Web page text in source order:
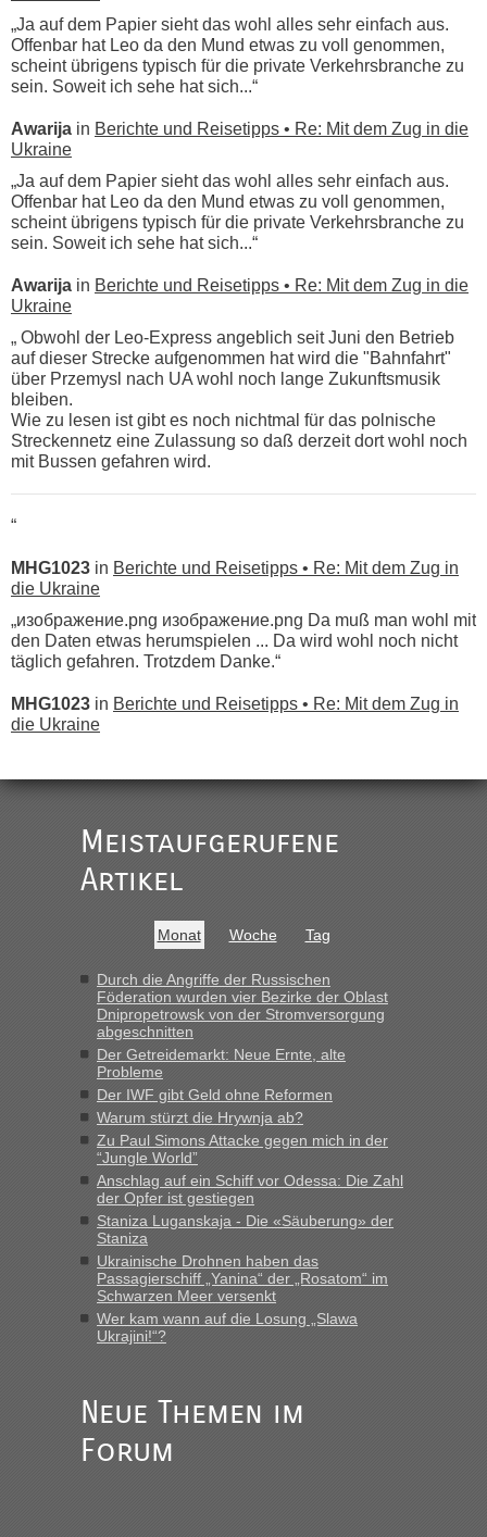
„Ja auf dem Papier sieht das wohl alles sehr einfach aus.
Offenbar hat Leo da den Mund etwas zu voll genommen,
scheint übrigens typisch für die private Verkehrsbranche zu
sein. Soweit ich sehe hat sich...“
Awarija in Berichte und Reisetipps • Re: Mit dem Zug in die
Ukraine
„Ja auf dem Papier sieht das wohl alles sehr einfach aus.
Offenbar hat Leo da den Mund etwas zu voll genommen,
scheint übrigens typisch für die private Verkehrsbranche zu
sein. Soweit ich sehe hat sich...“
Awarija in Berichte und Reisetipps • Re: Mit dem Zug in die
Ukraine
„ Obwohl der Leo-Express angeblich seit Juni den Betrieb
auf dieser Strecke aufgenommen hat wird die "Bahnfahrt"
über Przemysl nach UA wohl noch lange Zukunftsmusik
bleiben.
Wie zu lesen ist gibt es noch nichtmal für das polnische
Streckennetz eine Zulassung so daß derzeit dort wohl noch
mit Bussen gefahren wird.
“
MHG1023 in Berichte und Reisetipps • Re: Mit dem Zug in
die Ukraine
„изображение.png изображение.png Da muß man wohl mit
den Daten etwas herumspielen ... Da wird wohl noch nicht
täglich gefahren. Trotzdem Danke.“
MHG1023 in Berichte und Reisetipps • Re: Mit dem Zug in
die Ukraine
Ist korrekt, aber ich finde man hätte trotzdem im Text gleich
darauf hinweisen können.
War aber nicht "böse" gemeint ...
buchbar - warum auch immer ...
Hab´s versucht - bekomme aber immer angezeigt "auf dieser
Strecke fahren wir nicht"
inBerichte und Reisetipps • Re: Mit dem Zug in
die Ukraine
„Man sollte aber explizit dazu schreiben, daß es ein Zug von
LeoExpress ist - und nur auf deren Webseite kann man die
Fahrkarten kaufen. Zumindest ist es die erste Umsteigefreie
Verbindung von Deutschland...“
Recht, Visa und Dokumente • Re: Deklaration
gebrauchter Kleidung beim Zoll
„Vielen Dank, mit einem Briefchen meiner Frau im Gepäck
gab es keine Probleme“
fast 11 Milliarden aufgedeckt
„Am besten wäre natürlich, wenn die Frau mit dabei ist.
Alleinreisende Männer stehen schließlich immer unter
Meistaufgerufene
Artikel
Monat Woche Tag
Durch die Angriffe der Russischen
Föderation wurden vier Bezirke der Oblast
Dnipropetrowsk von der Stromversorgung
abgeschnitten
Der Getreidemarkt: Neue Ernte, alte
Probleme
Der IWF gibt Geld ohne Reformen
Warum stürzt die Hrywnja ab?
Zu Paul Simons Attacke gegen mich in der
“Jungle World”
Anschlag auf ein Schiff vor Odessa: Die Zahl
der Opfer ist gestiegen
Staniza Luganskaja - Die «Säuberung» der
Staniza
Ukrainische Drohnen haben das
Passagierschiff „Yanina“ der „Rosatom“ im
Schwarzen Meer versenkt
Wer kam wann auf die Losung „Slawa
Ukrajini!“?
Neue Themen im
Forum